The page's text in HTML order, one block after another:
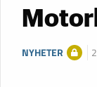
NYHETER